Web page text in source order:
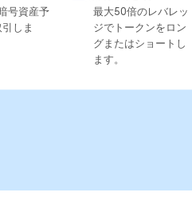
号資産予
しま
最大50倍のレバレッ
ジでトークンをロン
グまたはショートし
ます。